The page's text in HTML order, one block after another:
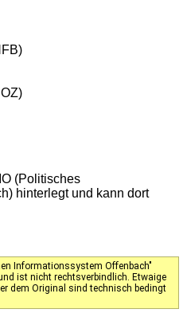
(Politisches
hinterlegt und kann dort
Informationssystem Offenbach"
ist nicht rechtsverbindlich. Etwaige
dem Original sind technisch bedingt